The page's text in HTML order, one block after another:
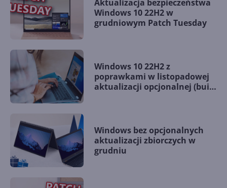
Aktualizacja bezpieczeństwa
Windows 10 22H2 w
grudniowym Patch Tuesday
Windows 10 22H2 z
poprawkami w listopadowej
aktualizacji opcjonalnej (build
Windows bez opcjonalnych
aktualizacji zbiorczych w
grudniu